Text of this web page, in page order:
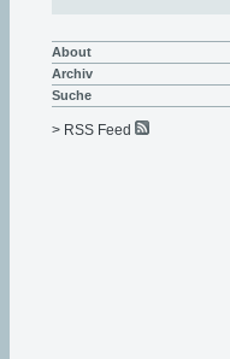
About
Archiv
Suche
> RSS Feed